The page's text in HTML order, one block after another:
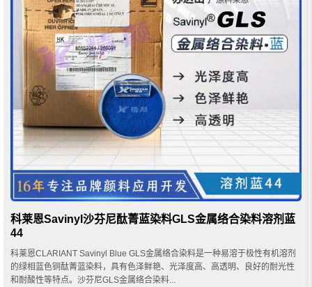
科莱恩Savinyl沙芬尼酞菁蓝染料GLS金属络合染料溶剂蓝
44
科莱恩CLARIANT Savinyl Blue GLS金属络合染料是一种易溶于极性有机溶剂
的绿相蓝色铜酞菁蓝染料，具有色泽鲜艳、光泽度高、高透明、良好的耐光性
和耐酸性等特点。沙芬尼GLS金属络合染料...